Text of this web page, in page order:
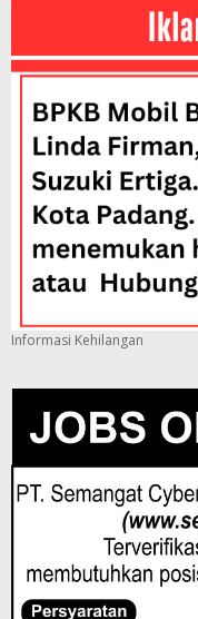
Informasi Kehilangan